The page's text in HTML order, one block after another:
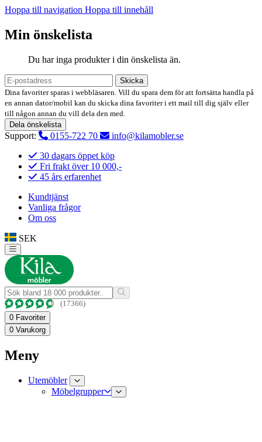
Hoppa till navigation Hoppa till innehåll
Min önskelista
Du har inga produkter i din önskelista än.
Skicka
Dina favoriter sparas i webbläsaren. Vill du spara dem för att fortsätta handla på
en annan dator/mobil kan du skicka dina favoriter i ett mail till dig själv eller
till någon annan du vill dela den med.
Dela önskelista
Support: 0155-722 70
info@kilamobler.se
30 dagars öppet köp
Fri frakt över 10 000,-
45 års erfarenhet
Kundtjänst
Vanliga frågor
Om oss
SEK
(17366)
0 Favoriter
0 Varukorg
Meny
Utemöbler
Möbelgrupper